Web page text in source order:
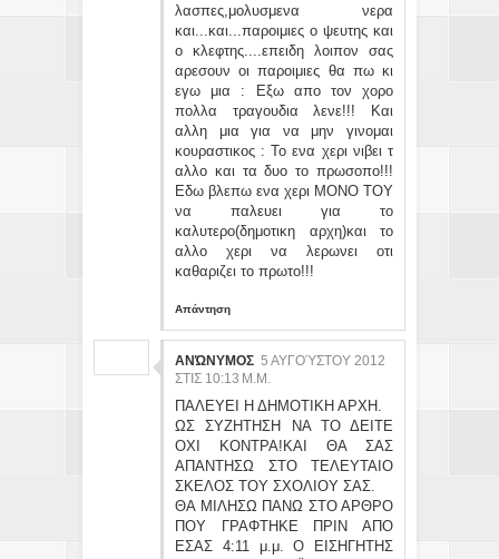
λασπες,μολυσμενα νερα
και...και...παροιμιες ο ψευτης και
ο κλεφτης....επειδη λοιπον σας
αρεσουν οι παροιμιες θα πω κι
εγω μια : Εξω απο τον χορο
πολλα τραγουδια λενε!!! Και
αλλη μια για να μην γινομαι
κουραστικος : Το ενα χερι νιβει τ
αλλο και τα δυο το πρωσοπο!!!
Εδω βλεπω ενα χερι ΜΟΝΟ ΤΟΥ
να παλευει για το
καλυτερο(δημοτικη αρχη)και το
αλλο χερι να λερωνει οτι
καθαριζει το πρωτο!!!
Απάντηση
ΑΝΏΝΥΜΟΣ 5 ΑΥΓΟΎΣΤΟΥ 2012
ΣΤΙΣ 10:13 Μ.Μ.
ΠΑΛΕΥΕΙ Η ΔΗΜΟΤΙΚΗ ΑΡΧΗ.
ΩΣ ΣΥΖΗΤΗΣΗ ΝΑ ΤΟ ΔΕΙΤΕ
ΟΧΙ ΚΟΝΤΡΑ!ΚΑΙ ΘΑ ΣΑΣ
ΑΠΑΝΤΗΣΩ ΣΤΟ ΤΕΛΕΥΤΑΙΟ
ΣΚΕΛΟΣ ΤΟΥ ΣΧΟΛΙΟΥ ΣΑΣ.
ΘΑ ΜΙΛΗΣΩ ΠΑΝΩ ΣΤΟ ΑΡΘΡΟ
ΠΟΥ ΓΡΑΦΤΗΚΕ ΠΡΙΝ ΑΠΟ
ΕΣΑΣ 4:11 μ.μ. Ο ΕΙΣΗΓΗΤΗΣ